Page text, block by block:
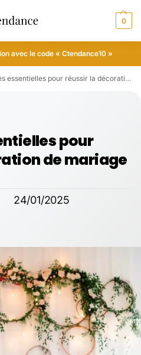
0
avec le code « Ctendance10 »
pour réussir la décoration de mariage parfaite
pour
de mariage
24/01/2025